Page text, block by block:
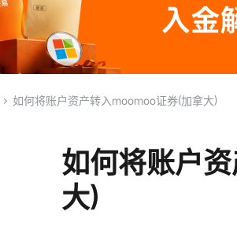
如何将账户资产转入moomoo证券(加拿大)
如何将账户
大)